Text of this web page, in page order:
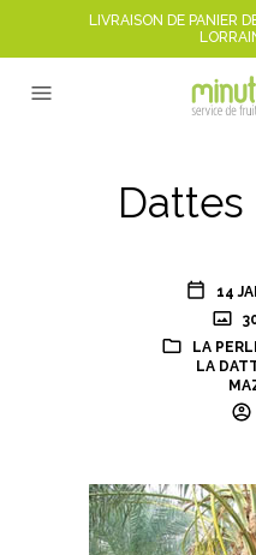
LIVRAISON DE PANIER
14
LA
LA